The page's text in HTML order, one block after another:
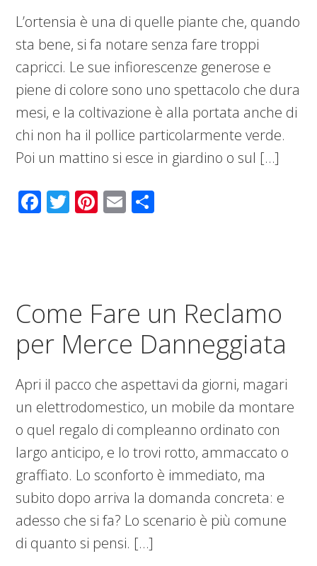
L’ortensia è una di quelle piante che, quando
sta bene, si fa notare senza fare troppi
capricci. Le sue infiorescenze generose e
piene di colore sono uno spettacolo che dura
mesi, e la coltivazione è alla portata anche di
chi non ha il pollice particolarmente verde.
Poi un mattino si esce in giardino o sul […]
Facebook
Twitter
Pinterest
Email
Come Fare un Reclamo
per Merce Danneggiata
Apri il pacco che aspettavi da giorni, magari
un elettrodomestico, un mobile da montare
o quel regalo di compleanno ordinato con
largo anticipo, e lo trovi rotto, ammaccato o
graffiato. Lo sconforto è immediato, ma
subito dopo arriva la domanda concreta: e
adesso che si fa? Lo scenario è più comune
di quanto si pensi. […]